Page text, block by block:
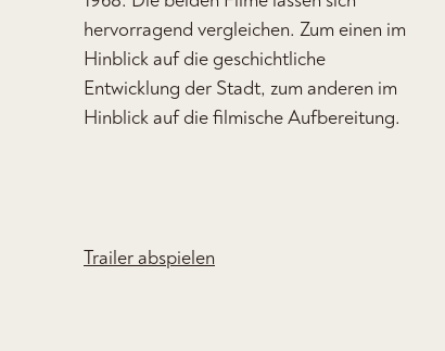
hervorragend vergleichen. Zum einen im
Hinblick auf die geschichtliche
Entwicklung der Stadt, zum anderen im
Hinblick auf die filmische Aufbereitung.
Trailer abspielen